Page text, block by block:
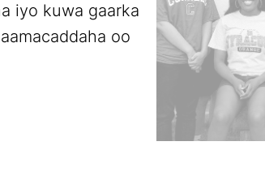
iyo kuwa gaarka
oo